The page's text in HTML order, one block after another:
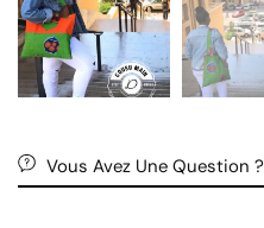
Vous Avez Une Question